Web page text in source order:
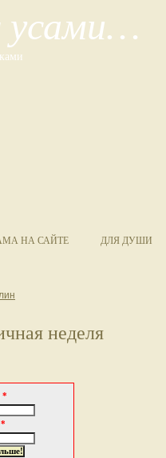
усами…
НА САЙТЕ ДЛЯ ДУШИ
неделя
*
*